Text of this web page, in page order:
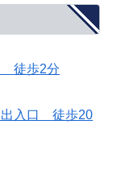
徒歩2分
入口 徒歩20